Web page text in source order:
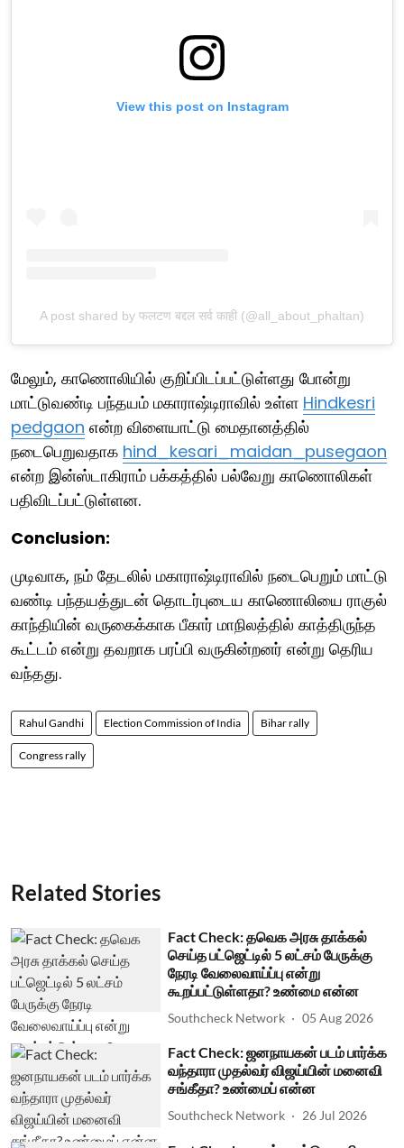
View this post on Instagram
A post shared by फलटण बद्दल सर्व काही (@all_about_phaltan)
மேலும், காணொலியில் குறிப்பிடப்பட்டுள்ளது போன்று
மாட்டுவண்டி பந்தயம் மகாராஷ்டிராவில் உள்ள Hindkesri
pedgaon என்ற விளையாட்டு மைதானத்தில்
நடைபெறுவதாக hind_kesari_maidan_pusegaon
என்ற இன்ஸ்டாகிராம் பக்கத்தில் பல்வேறு காணொலிகள்
பதிவிடப்பட்டுள்ளன.
Conclusion:
முடிவாக, நம் தேடலில் மகாராஷ்டிராவில் நடைபெறும் மாட்டு
வண்டி பந்தயத்துடன் தொடர்புடைய காணொலியை ராகுல்
காந்தியின் வருகைக்காக பீகார் மாநிலத்தில் காத்திருந்த
கூட்டம் என்று தவறாக பரப்பி வருகின்றனர் என்று தெரிய
வந்தது.
Rahul Gandhi Election Commission of India Bihar rally
Congress rally
Related Stories
Fact Check: தவெக அரசு தாக்கல்
செய்த பட்ஜெட்டில் 5 லட்சம் பேருக்கு
நேரடி வேலைவாய்ப்பு என்று
கூறப்பட்டுள்ளதா? உண்மை என்ன
Southcheck Network 05 Aug 2026
Fact Check: ஜனநாயகன் படம் பார்க்க
வந்தாரா முதல்வர் விஜய்யின் மனைவி
சங்கீதா? உண்மைப் என்ன
Southcheck Network 26 Jul 2026